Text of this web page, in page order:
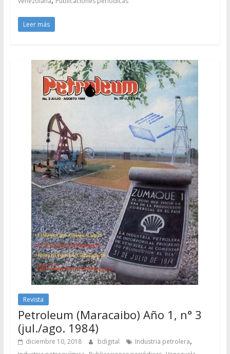
Leer más
Revista
Petroleum (Maracaibo) Año 1, n° 3
(jul./ago. 1984)
diciembre 10, 2018 bdigital Industria petrolera,